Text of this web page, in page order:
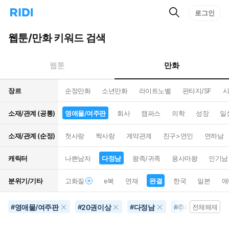
리
홈
으
턴
트
검
로그인
웹툰/만화 키워드 검색
웹툰 만화
장르 순정만화 소년만화 라이트노벨 판타지/SF
소재/관계 (공통) 영애물/여주판 회사 캠퍼스 의학 성장 일
소재/관계 (순정) 첫사랑 짝사랑 계약관계 친구>연인 연하남
캐릭터 나쁜남자 다정남 왕족/귀족 용사마왕 인기남
분위기/기타 고화질 e북 연재 완결 한국 일본
#영애물/여주판 #20권이상 #다정남 #추리물전체해제